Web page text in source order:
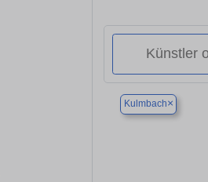
Kulmbach×